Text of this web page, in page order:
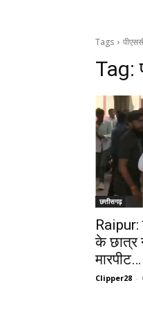
Tags
Tag:
छत्तीसगढ़
के छात्र
मारपीट…
Clipper28 -